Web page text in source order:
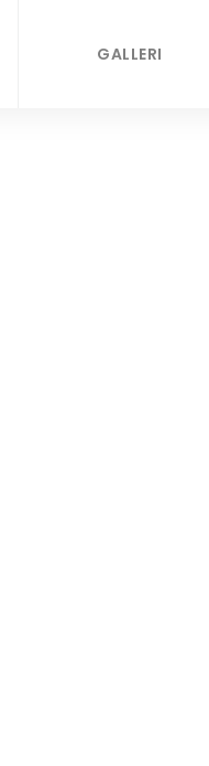
GALLERI